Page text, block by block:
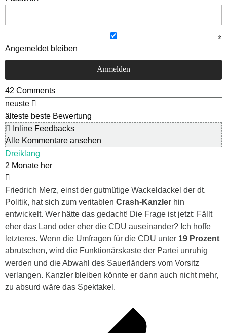
Angemeldet bleiben
42 Comments
neuste
älteste beste Bewertung
Inline Feedbacks
Alle Kommentare ansehen
Dreiklang
2 Monate her
Friedrich Merz, einst der gutmütige Wackeldackel der dt.
Politik, hat sich zum veritablen Crash-Kanzler hin
entwickelt. Wer hätte das gedacht! Die Frage ist jetzt: Fällt
eher das Land oder eher die CDU auseinander? Ich hoffe
letzteres. Wenn die Umfragen für die CDU unter 19 Prozent
abrutschen, wird die Funktionärskaste der Partei unruhig
werden und die Abwahl des Sauerländers vom Vorsitz
verlangen. Kanzler bleiben könnte er dann auch nicht mehr,
zu absurd wäre das Spektakel.